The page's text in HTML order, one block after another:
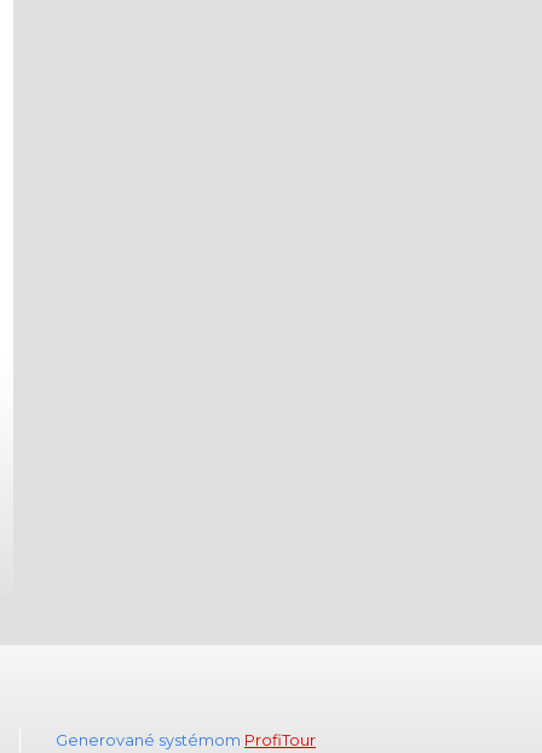
Generované systémom ProfiTour